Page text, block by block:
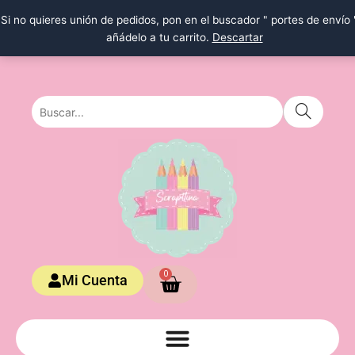
Si no quieres unión de pedidos, pon en el buscador " portes de envío
añádelo a tu carrito. Descartar
al
Mi Cuenta 0
Carrito